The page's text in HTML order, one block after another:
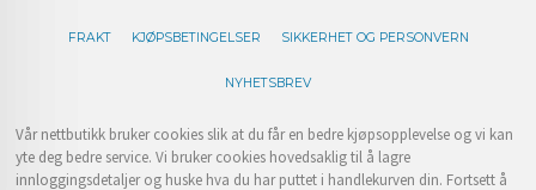
FRAKT KJØPSBETINGELSER SIKKERHET OG PERSONVERN
NYHETSBREV
Vår nettbutikk bruker cookies slik at du får en bedre kjøpsopplevelse og vi kan
yte deg bedre service. Vi bruker cookies hovedsaklig til å lagre
innloggingsdetaljer og huske hva du har puttet i handlekurven din. Fortsett å